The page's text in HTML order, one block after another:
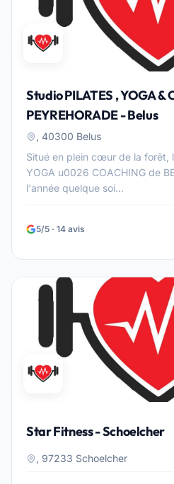
Studio PILATES , YOGA &
PEYREHORADE - Belus
, 40300 Belus
Situé en plein cœur de la forêt,
YOGA u0026 COACHING de
l'année quelque soi...
5/5 · 14 avis
Star Fitness - Schoelcher
, 97233 Schoelcher